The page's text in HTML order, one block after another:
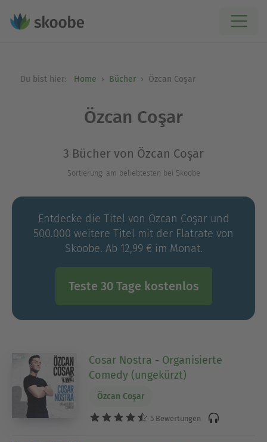
Du bist hier: Home Bücher Özcan Coşar
Özcan Coşar
3 Bücher von Özcan Coşar
Sortierung: am beliebtesten bei Skoobe
Entdecke die Titel von Özcan Coşar und
500.000 weitere Titel mit der Flatrate von
Skoobe. Ab 12,99 € im Monat.
Teste 30 Tage kostenlos
Cosar Nostra - Organisierte
Comedy (ungekürzt)
Özcan Coşar
5 Bewertungen